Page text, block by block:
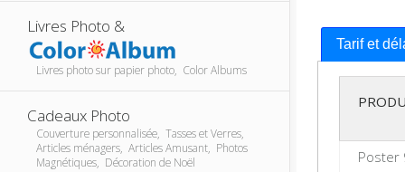
Livres Photo &
Livres photo sur papier photo, Color Albums
Cadeaux Photo
Couverture personnalisée, Tasses et Verres,
Articles ménagers, Articles Amusant, Photos
Magnétiques, Décoration de Noël
Tarif et
Poster